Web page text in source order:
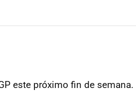
este próximo fin de semana.